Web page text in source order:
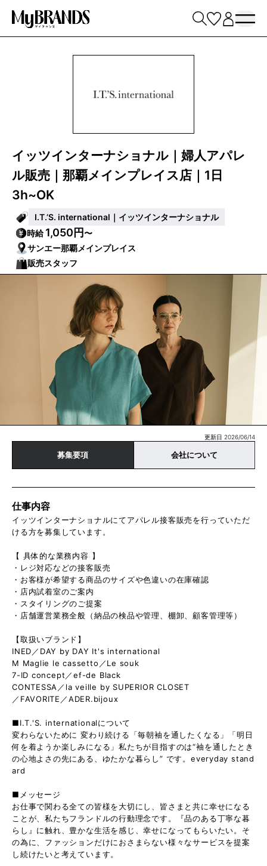
イッツインターナショナル｜婦人アパレ
ル販売｜那覇メインプレイス店｜1日
3h~OK
I.T.’S. international｜イッツインターナショナル
時給1,050円〜
サンエー那覇メインプレイス
販売スタッフ
更新日 2026/06/14
募集要項 会社について
仕事内容
イッツインターナショナルにてアパレル接客販売を行っていただ
ける方を募集しています。
【 具体的な業務内容 】
・レジ対応などの接客販売
・お客様が希望する商品のサイズや色違いの在庫確認
・店内試着室のご案内
・スタイリングのご提案
・店舗運営業務全般（納品の検品や管理、棚卸、顧客管理等）
【取扱いブランド】
INED／DAY by DAY It's international
M Maglie le cassetto／Le souk
7-ID concept／ef-de Black
CONTESSA／la veille by SUPERIOR CLOSET
／FAVORITE／ADER.bijoux
■I.T.'S. internationalについて
変わらないために 変わり続ける「毎朝袖を通したくなる」「明日
何を着ようか楽しみになる」私たちが目指すのは“袖を通したとき
の心地よさの先にある、ゆたかな暮らし” です。everyday stand
ard
■メッセージ
お仕事で関わる全ての皆様を大切にし、皆さまと共に幸せになる
ことが、私たちフランドルの行動理念です。『品のある丁寧な暮
らし』に触れ、豊かな生活を感じ、幸せになってもらいたい。そ
の為に、ファッションだけにおさまらない様々なサービスを提案
し続けたいと考えています。